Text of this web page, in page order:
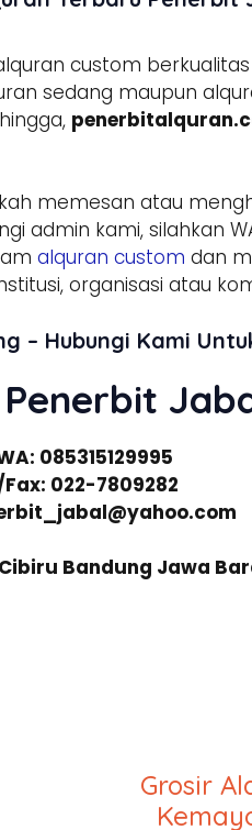
custom
sedang maupun
memesan atau
admin kami, silahkan
alquran custom dan
organisasi atau
– Hubungi Kami
085315129995
022-7809282
Bandung Jawa
Grosir